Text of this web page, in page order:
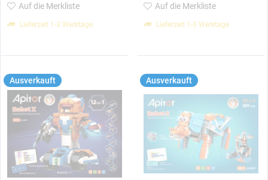
Auf die Merkliste
Lieferzeit 1-3 Werktage
Auf die Merkliste
Lieferzeit 1-3 Werktage
Ausverkauft Ausverkauft